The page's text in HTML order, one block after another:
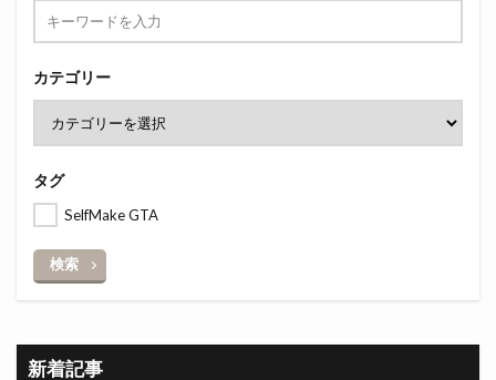
カテゴリー
タグ
SelfMake GTA
検索
新着記事